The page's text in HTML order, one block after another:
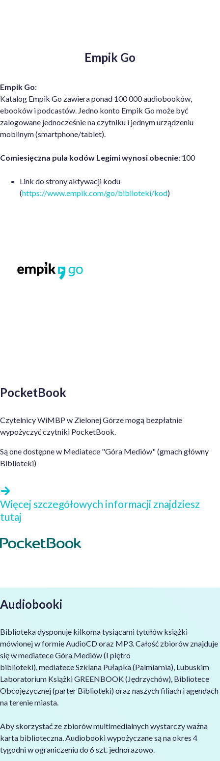
Empik Go
Empik Go:
Katalog Empik Go zawiera ponad 100 000 audiobooków,
ebooków i podcastów. Jedno konto Empik Go może być
zalogowane jednocześnie na czytniku i jednym urządzeniu
moblinym (smartphone/tablet).
Comiesięczna pula kodów Legimi wynosi obecnie: 100
Link do strony aktywacji kodu
(https://www.empik.com/go/biblioteki/kod)
PocketBook
Czytelnicy WiMBP w Zielonej Górze mogą bezpłatnie
wypożyczyć czytniki PocketBook.
Są one dostępne w Mediatece "Góra Mediów" (gmach główny
Biblioteki)
Więcej szczegółowych informacji znajdziesz
tutaj
Audiobooki
Biblioteka dysponuje kilkoma tysiącami tytułów książki
mówionej w formie AudioCD oraz MP3. Całość zbiorów znajduje
się w mediatece Góra Mediów (I piętro
biblioteki), mediatece Szklana Pułapka (Palmiarnia), Lubuskim
Laboratorium Książki GREENBOOK (Jędrzychów), Bibliotece
Obcojęzycznej (parter Biblioteki) oraz naszych filiach i agendach
na terenie miasta.
Aby skorzystać ze zbiorów multimedialnych wystarczy ważna
karta biblioteczna. Audiobooki wypożyczane są na okres 4
tygodni w ograniczeniu do 6 szt. jednorazowo.